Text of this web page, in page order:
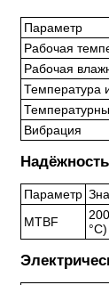
Параметр
Рабочая
Рабочая
Температура
Вибрация
Надёжность
Параметр
MTBF
°C)